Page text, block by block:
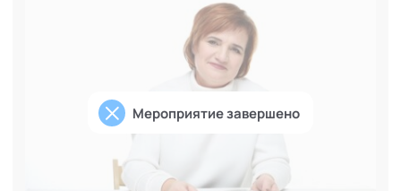
Мероприятие завершено